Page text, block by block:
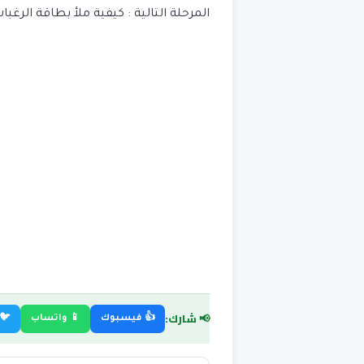
المرحلة التالية : كيفية ملأ بطاقة
📢 شارك: 👍 فيسبوك 📱 واتساب